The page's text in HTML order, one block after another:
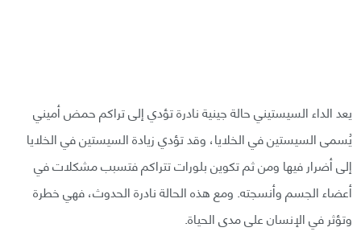
يعد الداء السيستيني حالة جينية نادرة تؤدي إلى تراكم حمض أميني
يُسمى السيستين في الخلايا، وقد تؤدي زيادة السيستين في الخلايا
إلى أضرار فيها ومن ثم تكوين بلورات تتراكم فتسبب مشكلات في
أعضاء الجسم وأنسجته. ومع هذه الحالة نادرة الحدوث، فهي خطرة
وتؤثر في الإنسان على مدى الحياة.